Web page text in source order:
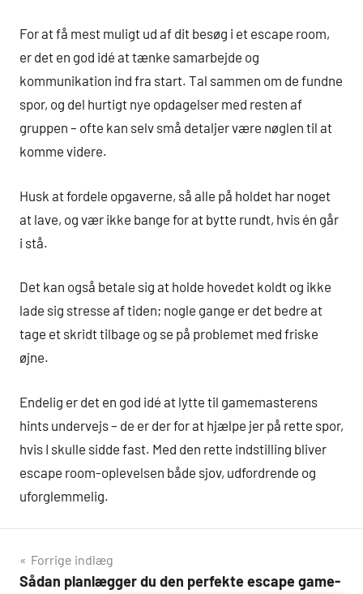
For at få mest muligt ud af dit besøg i et escape room,
er det en god idé at tænke samarbejde og
kommunikation ind fra start. Tal sammen om de fundne
spor, og del hurtigt nye opdagelser med resten af
gruppen – ofte kan selv små detaljer være nøglen til at
komme videre.
Husk at fordele opgaverne, så alle på holdet har noget
at lave, og vær ikke bange for at bytte rundt, hvis én går
i stå.
Det kan også betale sig at holde hovedet koldt og ikke
lade sig stresse af tiden; nogle gange er det bedre at
tage et skridt tilbage og se på problemet med friske
øjne.
Endelig er det en god idé at lytte til gamemasterens
hints undervejs – de er der for at hjælpe jer på rette spor,
hvis I skulle sidde fast. Med den rette indstilling bliver
escape room-oplevelsen både sjov, udfordrende og
uforglemmelig.
Indlægsnavigation
Forrige indlæg
Sådan planlægger du den perfekte escape game-